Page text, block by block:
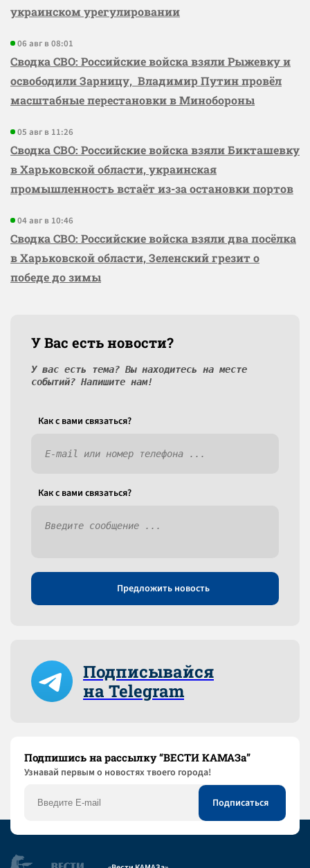
украинском урегулировании
06 авг в 08:01
Сводка СВО: Российские войска взяли Рыжевку и
освободили Зарницу, Владимир Путин провёл
масштабные перестановки в Минобороны
05 авг в 11:26
Сводка СВО: Российские войска взяли Бикташевку
в Харьковской области, украинская
промышленность встаёт из-за остановки портов
04 авг в 10:46
Сводка СВО: Российские войска взяли два посёлка
в Харьковской области, Зеленский грезит о
победе до зимы
У Вас есть новости?
У вас есть тема? Вы находитесь на месте
событий? Напишите нам!
Как c вами связаться?
Как c вами связаться?
Предложить новость
Подписывайся
на Telegram
Подпишись на рассылку “ВЕСТИ КАМАЗа”
Узнaвай первым о новостях твоего города!